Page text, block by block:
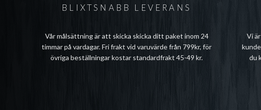
BLIXTSNABB LEVERANS
Vår målsättning är att skicka skicka ditt paket inom 24
timmar på vardagar. Fri frakt vid varuvärde från 799kr, för
övriga beställningar kostar standardfrakt 45-49 kr.
Vi
du